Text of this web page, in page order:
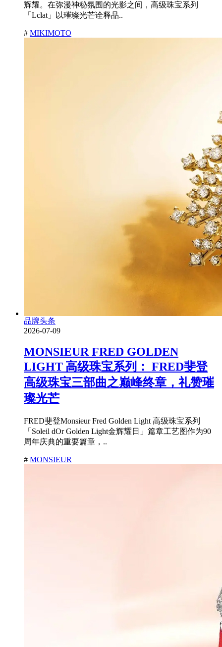
辉耀。在弥漫神秘氛围的光影之间，高级珠宝系列
「Lclat」以璀璨光芒诠释品..
# MIKIMOTO
品牌头条
2026-07-09
MONSIEUR FRED GOLDEN
LIGHT 高级珠宝系列： FRED斐登
高级珠宝三部曲之巅峰终章，礼赞璀
璨光芒
FRED斐登Monsieur Fred Golden Light 高级珠宝系列
「Soleil dOr Golden Light金辉耀日」篇章工艺图作为90
周年庆典的重要篇章，..
# MONSIEUR